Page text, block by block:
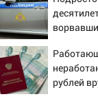
баскетбола!
17:08
оставил в
3,2 млнрублей